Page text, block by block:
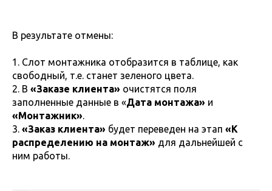
В результате отмены:
1. Слот монтажника отобразится в таблице, как
свободный, т.е. станет зеленого цвета.
2. В «Заказе клиента» очистятся поля
заполненные данные в «Дата монтажа» и
«Монтажник».
3. «Заказ клиента» будет переведен на этап «К
распределению на монтаж» для дальнейшей с
ним работы.